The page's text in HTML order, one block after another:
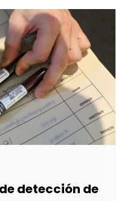
detección de